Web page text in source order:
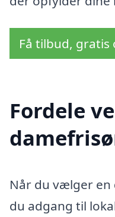
Få tilbud,
Fordele
Når du vælger en
du adgang til